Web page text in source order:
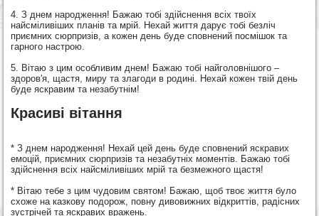
4. З днем народження! Бажаю тобі здійснення всіх твоїх
найсміливіших планів та мрій. Нехай життя дарує тобі безліч
приємних сюрпризів, а кожен день буде сповнений посмішок та
гарного настрою.
5. Вітаю з цим особливим днем! Бажаю тобі найголовнішого –
здоров'я, щастя, миру та злагоди в родині. Нехай кожен твій день
буде яскравим та незабутнім!
Красиві вітання
* З днем народження! Нехай цей день буде сповнений яскравих
емоцій, приємних сюрпризів та незабутніх моментів. Бажаю тобі
здійснення всіх найсміливіших мрій та безмежного щастя!
* Вітаю тебе з цим чудовим святом! Бажаю, щоб твоє життя було
схоже на казкову подорож, повну дивовижних відкриттів, радісних
зустрічей та яскравих вражень.